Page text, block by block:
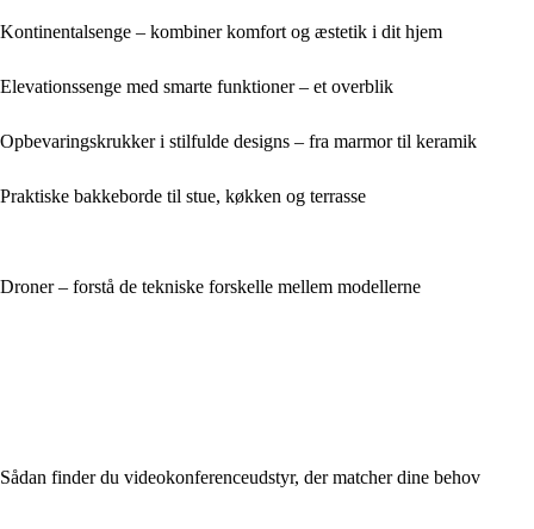
Kontinentalsenge – kombiner komfort og æstetik i dit hjem
Elevationssenge med smarte funktioner – et overblik
Opbevaringskrukker i stilfulde designs – fra marmor til keramik
Praktiske bakkeborde til stue, køkken og terrasse
Droner – forstå de tekniske forskelle mellem modellerne
Sådan finder du videokonferenceudstyr, der matcher dine behov